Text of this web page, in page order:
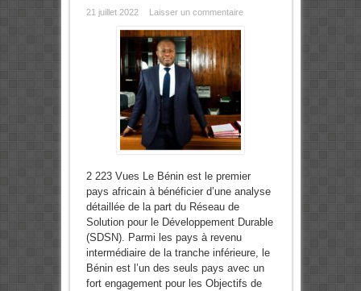
21 juillet 2022 Laisser un commentaire
2 223 Vues Le Bénin est le premier
pays africain à bénéficier d’une analyse
détaillée de la part du Réseau de
Solution pour le Développement Durable
(SDSN). Parmi les pays à revenu
intermédiaire de la tranche inférieure, le
Bénin est l’un des seuls pays avec un
fort engagement pour les Objectifs de